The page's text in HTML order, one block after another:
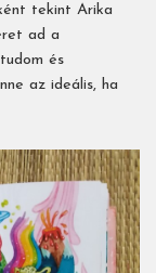
tekint Arika
ad a
és
az ideális, ha